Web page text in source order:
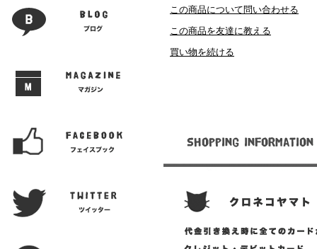
この商品について問い合わせる
この商品を友達に教える
買い物を続ける